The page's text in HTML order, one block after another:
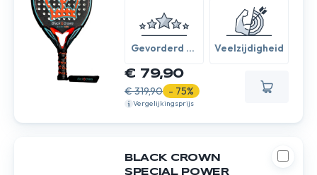
Gevorderd /
Veelzijdigheid
€ 79,90
€ 319,90 - 75%
Vergelijkingsprijs
BLACK CROWN
SPECIAL POWER